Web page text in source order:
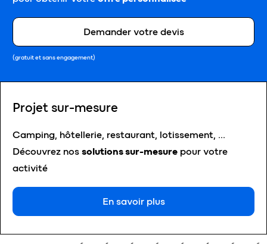
Demander votre devis
(gratuit et sans engagement)
Projet sur-mesure
Camping, hôtellerie, restaurant, lotissement, …
Découvrez nos solutions sur-mesure pour votre
activité
En savoir plus